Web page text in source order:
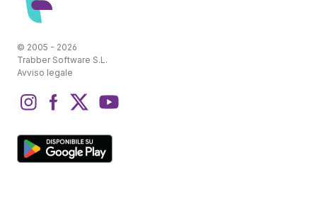
© 2005 - 2026
Trabber Software S.L.
Avviso legale